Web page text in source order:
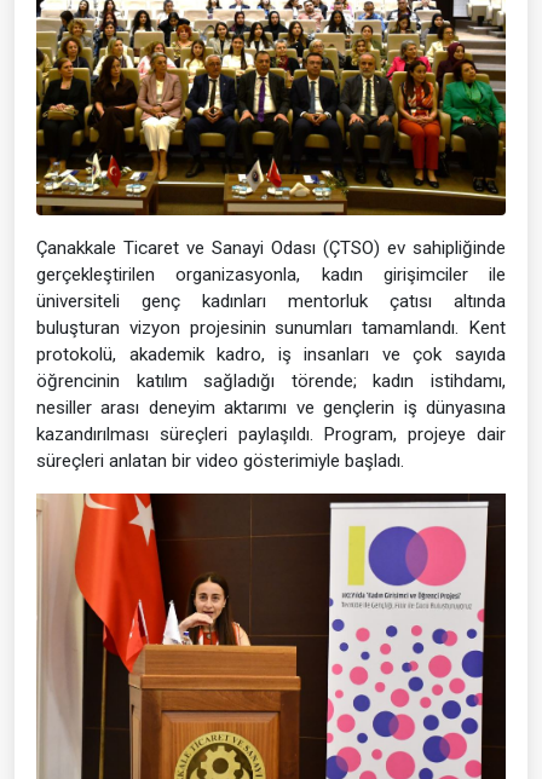
Çanakkale Ticaret ve Sanayi Odası (ÇTSO) ev sahipliğinde
gerçekleştirilen organizasyonla, kadın girişimciler ile
üniversiteli genç kadınları mentorluk çatısı altında
buluşturan vizyon projesinin sunumları tamamlandı. Kent
protokolü, akademik kadro, iş insanları ve çok sayıda
öğrencinin katılım sağladığı törende; kadın istihdamı,
nesiller arası deneyim aktarımı ve gençlerin iş dünyasına
kazandırılması süreçleri paylaşıldı. Program, projeye dair
süreçleri anlatan bir video gösterimiyle başladı.